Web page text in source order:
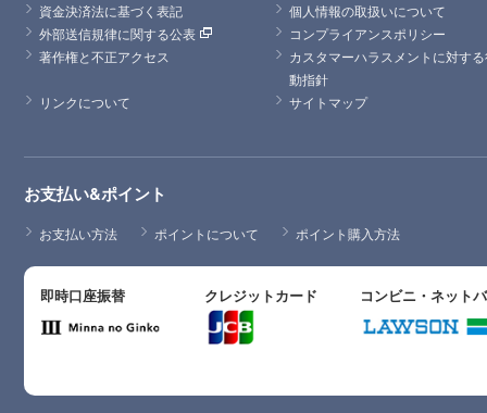
資金決済法に基づく表記
個人情報の取扱いについて
外部送信規律に関する公表
コンプライアンスポリシー
著作権と不正アクセス
カスタマーハラスメントに対す
動指針
リンクについて
サイトマップ
お支払い&ポイント
お支払い方法 ポイントについて ポイント購入方法
即時口座振替 クレジットカード コンビニ・ネット